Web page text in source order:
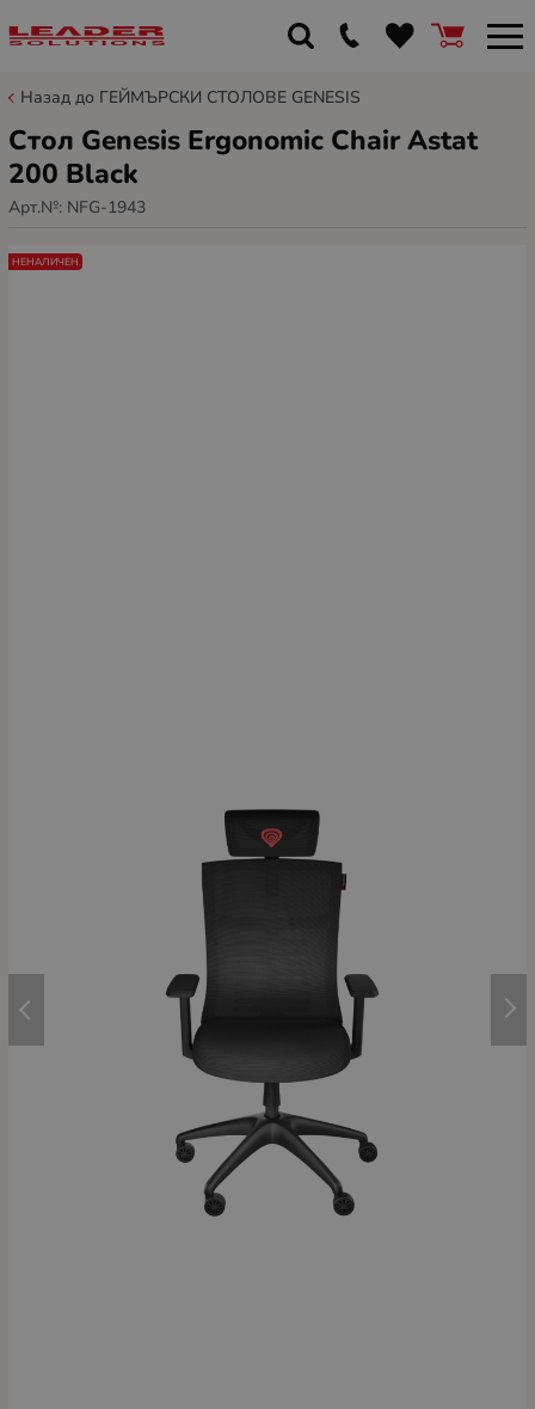
Назад до ГЕЙМЪРСКИ СТОЛОВЕ GENESIS
Стол Genesis Ergonomic Chair Astat
200 Black
Арт.№: NFG-1943
НЕНАЛИЧЕН